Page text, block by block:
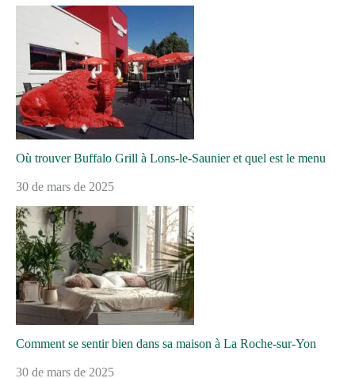
Où trouver Buffalo Grill à Lons-le-Saunier et quel est le menu
30 de mars de 2025
Comment se sentir bien dans sa maison à La Roche-sur-Yon
30 de mars de 2025